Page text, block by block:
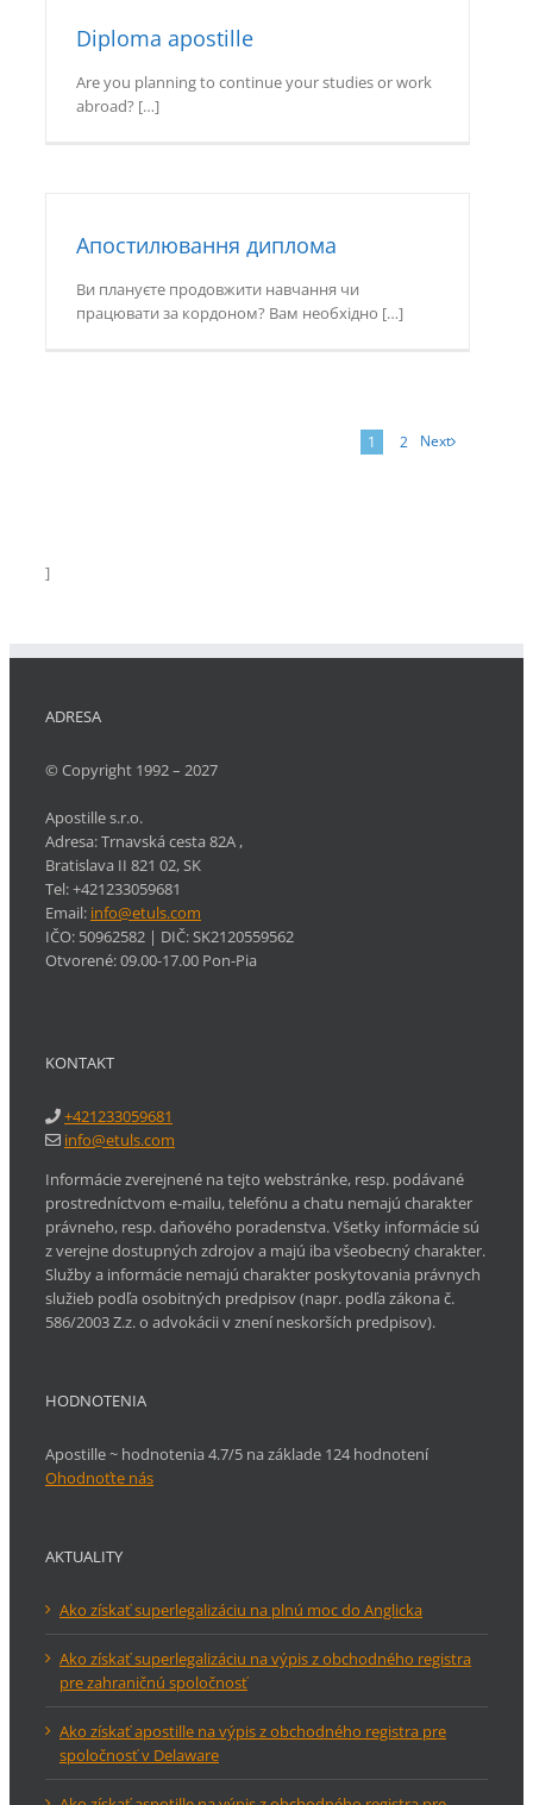
Diploma apostille
Are you planning to continue your studies or work
abroad? […]
Апостилювання диплома
Ви плануєте продовжити навчання чи
працювати за кордоном? Вам необхідно […]
1 2 Next
]
ADRESA
© Copyright 1992 – 2027
Apostille s.r.o.
Adresa:Trnavská cesta 82A ,
Bratislava II 821 02,SK
Tel:+421233059681
Email: info@etuls.com
IČO: 50962582 | DIČ:SK2120559562
Otvorené:09.00-17.00 Pon-Pia
KONTAKT
+421233059681
info@etuls.com
Informácie zverejnené na tejto webstránke, resp. podávané
prostredníctvom e-mailu, telefónu a chatu nemajú charakter
právneho, resp. daňového poradenstva. Všetky informácie sú
z verejne dostupných zdrojov a majú iba všeobecný charakter.
Služby a informácie nemajú charakter poskytovania právnych
služieb podľa osobitných predpisov (napr. podľa zákona č.
586/2003 Z.z. o advokácii v znení neskorších predpisov).
HODNOTENIA
Apostille ~ hodnotenia 4.7/5 na základe 124 hodnotení
Ohodnoťte nás
AKTUALITY
Ako získať superlegalizáciu na plnú moc do Anglicka
Ako získať superlegalizáciu na výpis z obchodného registra
pre zahraničnú spoločnosť
Ako získať apostille na výpis z obchodného registra pre
spoločnosť v Delaware